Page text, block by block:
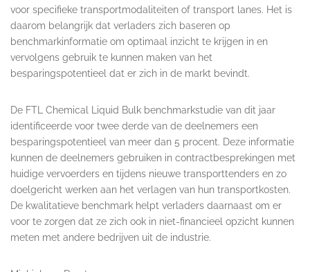
voor specifieke transportmodaliteiten of transport lanes. Het is
daarom belangrijk dat verladers zich baseren op
benchmarkinformatie om optimaal inzicht te krijgen in en
vervolgens gebruik te kunnen maken van het
besparingspotentieel dat er zich in de markt bevindt.
De FTL Chemical Liquid Bulk benchmarkstudie van dit jaar
identificeerde voor twee derde van de deelnemers een
besparingspotentieel van meer dan 5 procent. Deze informatie
kunnen de deelnemers gebruiken in contractbesprekingen met
huidige vervoerders en tijdens nieuwe transporttenders en zo
doelgericht werken aan het verlagen van hun transportkosten.
De kwalitatieve benchmark helpt verladers daarnaast om er
voor te zorgen dat ze zich ook in niet-financieel opzicht kunnen
meten met andere bedrijven uit de industrie.